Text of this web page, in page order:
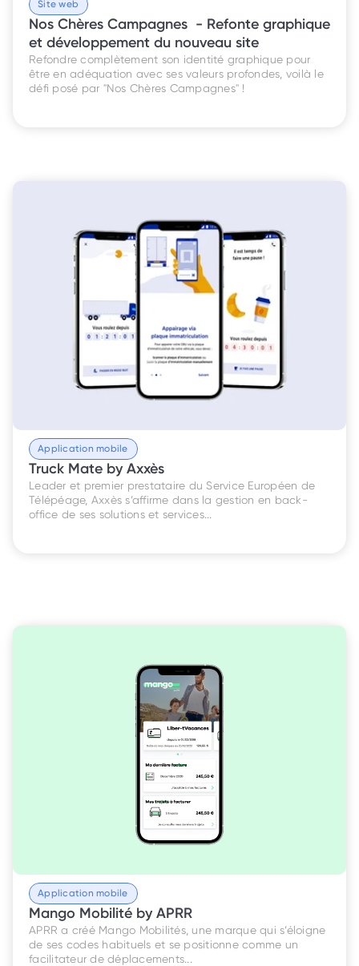
Site web
Nos Chères Campagnes  - Refonte graphique
et développement du nouveau site
Refondre complètement son identité graphique pour
être en adéquation avec ses valeurs profondes, voilà le
défi posé par "Nos Chères Campagnes" !
Application mobile
Truck Mate by Axxès
Leader et premier prestataire du Service Européen de
Télépéage, Axxès s’affirme dans la gestion en back-
office de ses solutions et services...
Application mobile
Mango Mobilité by APRR
APRR a créé Mango Mobilités, une marque qui s’éloigne
de ses codes habituels et se positionne comme un
facilitateur de déplacements...